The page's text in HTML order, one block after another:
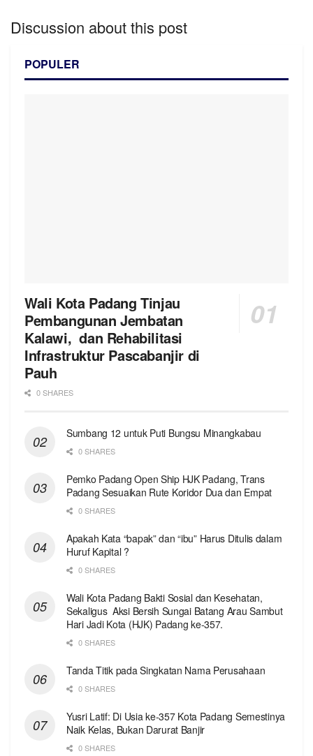
Discussion about this post
POPULER
Wali Kota Padang Tinjau
Pembangunan Jembatan
Kalawi, dan Rehabilitasi
Infrastruktur Pascabanjir di
Pauh
0 SHARES
Sumbang 12 untuk Puti Bungsu Minangkabau
0 SHARES
Pemko Padang Open Ship HJK Padang, Trans
Padang Sesuaikan Rute Koridor Dua dan Empat
0 SHARES
Apakah Kata “bapak” dan “ibu” Harus Ditulis dalam
Huruf Kapital ?
0 SHARES
Wali Kota Padang Bakti Sosial dan Kesehatan,
Sekaligus Aksi Bersih Sungai Batang Arau Sambut
Hari Jadi Kota (HJK) Padang ke-357.
0 SHARES
Tanda Titik pada Singkatan Nama Perusahaan
0 SHARES
Yusri Latif: Di Usia ke-357 Kota Padang Semestinya
Naik Kelas, Bukan Darurat Banjir
0 SHARES